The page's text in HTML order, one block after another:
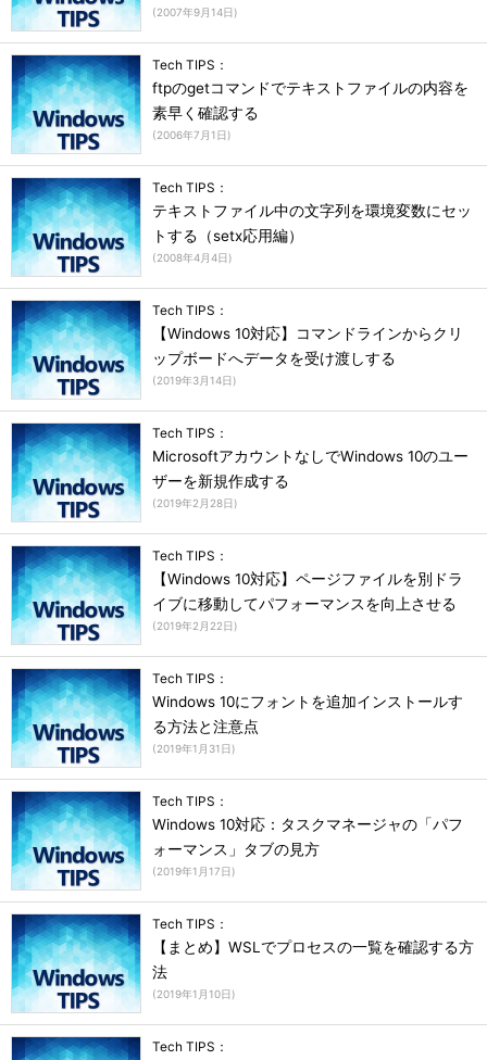
(2007年9月14日)
Tech TIPS：
ftpのgetコマンドでテキストファイルの内容を
素早く確認する
(2006年7月1日)
Tech TIPS：
テキストファイル中の文字列を環境変数にセッ
トする（setx応用編）
(2008年4月4日)
Tech TIPS：
【Windows 10対応】コマンドラインからクリ
ップボードへデータを受け渡しする
(2019年3月14日)
Tech TIPS：
MicrosoftアカウントなしでWindows 10のユー
ザーを新規作成する
(2019年2月28日)
Tech TIPS：
【Windows 10対応】ページファイルを別ドラ
イブに移動してパフォーマンスを向上させる
(2019年2月22日)
Tech TIPS：
Windows 10にフォントを追加インストールす
る方法と注意点
(2019年1月31日)
Tech TIPS：
Windows 10対応：タスクマネージャの「パフ
ォーマンス」タブの見方
(2019年1月17日)
Tech TIPS：
【まとめ】WSLでプロセスの一覧を確認する方
法
(2019年1月10日)
Tech TIPS：